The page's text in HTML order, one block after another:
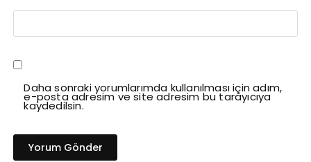
Daha sonraki yorumlarımda kullanılması için adım,
e-posta adresim ve site adresim bu tarayıcıya
kaydedilsin.